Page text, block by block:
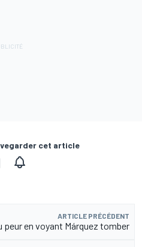
cet article
ARTICLE PRÉCÉDENT
peur en voyant Márquez tomber